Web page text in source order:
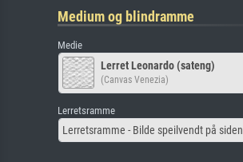
Medium og blindramme
Medie
Lerret Leonardo (sateng)
(Canvas Venezia)
Lerretsramme
Lerretsramme - Bilde speilvendt på siden